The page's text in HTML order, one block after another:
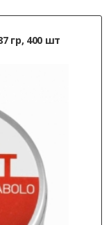
гр, 400 шт